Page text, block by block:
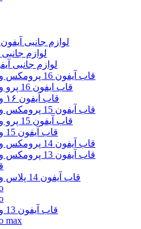
لوازم جانبی آیفون 17 پرومکس
لوازم جانبی
لوازم جانبی آیفون 17
قاب آیفون 16 پرومکس و لوازم جانبی
قاب ایفون 16 پرو و لوازم جانبی
قاب آیفون ۱۶ و لوازم جانبی
قاب آیفون 15 پرومکس و لوازم جانبی
قاب آیفون 15 پرو و لوازم جانبی
قاب آیفون 15 و لوازم جانبی
قاب آیفون 14 پرومکس و لوازم جانبی
قاب آیفون 13 پرومکس و لوازم جانبی
قاب آیفون 14 پلاس و لوازم جانبی
قاب آیفون 13 و لوازم جانبی
max